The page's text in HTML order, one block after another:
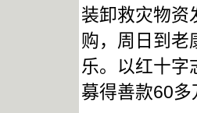
装卸救灾物资
购，周日到老
乐。以红十字
募得善款60